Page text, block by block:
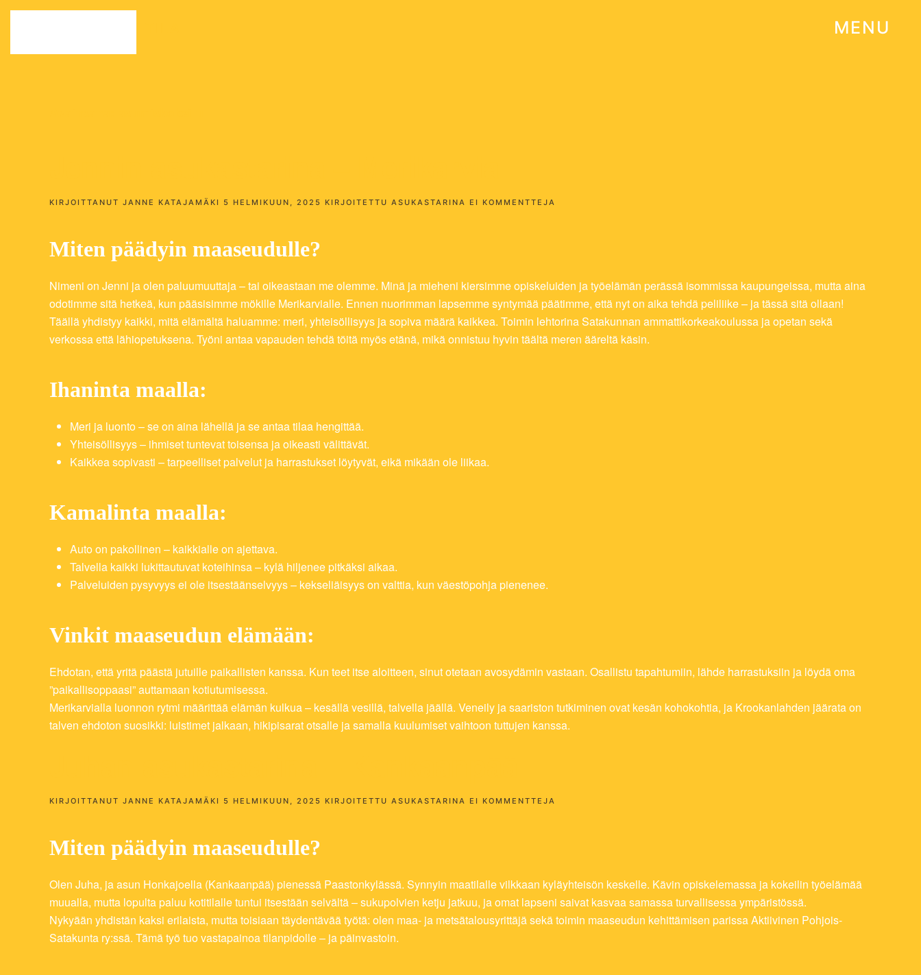
MENU
KIRJOITTANUT JANNE KATAJAMÄKI 5 HELMIKUUN, 2025 KIRJOITETTU ASUKASTARINA EI KOMMENTTEJA
Miten päädyin maaseudulle?
Nimeni on Jenni ja olen paluumuuttaja – tai oikeastaan me olemme. Minä ja mieheni kiersimme opiskeluiden ja työelämän perässä isommissa kaupungeissa, mutta aina
odotimme sitä hetkeä, kun pääsisimme mökille Merikarvialle. Ennen nuorimman lapsemme syntymää päätimme, että nyt on aika tehdä peliliike – ja tässä sitä ollaan!
Täällä yhdistyy kaikki, mitä elämältä haluamme: meri, yhteisöllisyys ja sopiva määrä kaikkea. Toimin lehtorina Satakunnan ammattikorkeakoulussa ja opetan sekä
verkossa että lähiopetuksena. Työni antaa vapauden tehdä töitä myös etänä, mikä onnistuu hyvin täältä meren ääreltä käsin.
Ihaninta maalla:
Meri ja luonto – se on aina lähellä ja se antaa tilaa hengittää.
Yhteisöllisyys – ihmiset tuntevat toisensa ja oikeasti välittävät.
Kaikkea sopivasti – tarpeelliset palvelut ja harrastukset löytyvät, eikä mikään ole liikaa.
Kamalinta maalla:
Auto on pakollinen – kaikkialle on ajettava.
Talvella kaikki lukittautuvat koteihinsa – kylä hiljenee pitkäksi aikaa.
Palveluiden pysyvyys ei ole itsestäänselvyys – kekseliäisyys on valttia, kun väestöpohja pienenee.
Vinkit maaseudun elämään:
Ehdotan, että yritä päästä jutuille paikallisten kanssa. Kun teet itse aloitteen, sinut otetaan avosydämin vastaan. Osallistu tapahtumiin, lähde harrastuksiin ja löydä oma
”paikallisoppaasi” auttamaan kotiutumisessa.
Merikarvialla luonnon rytmi määrittää elämän kulkua – kesällä vesillä, talvella jäällä. Veneily ja saariston tutkiminen ovat kesän kohokohtia, ja Krookanlahden jäärata on
talven ehdoton suosikki: luistimet jalkaan, hikipisarat otsalle ja samalla kuulumiset vaihtoon tuttujen kanssa.
KIRJOITTANUT JANNE KATAJAMÄKI 5 HELMIKUUN, 2025 KIRJOITETTU ASUKASTARINA EI KOMMENTTEJA
Miten päädyin maaseudulle?
Olen Juha, ja asun Honkajoella (Kankaanpää) pienessä Paastonkylässä. Synnyin maatilalle vilkkaan kyläyhteisön keskelle. Kävin opiskelemassa ja kokeilin työelämää
muualla, mutta lopulta paluu kotitilalle tuntui itsestään selvältä – sukupolvien ketju jatkuu, ja omat lapseni saivat kasvaa samassa turvallisessa ympäristössä.
Nykyään yhdistän kaksi erilaista, mutta toisiaan täydentävää työtä: olen maa- ja metsätalousyrittäjä sekä toimin maaseudun kehittämisen parissa Aktiivinen Pohjois-
Satakunta ry:ssä. Tämä työ tuo vastapainoa tilanpidolle – ja päinvastoin.